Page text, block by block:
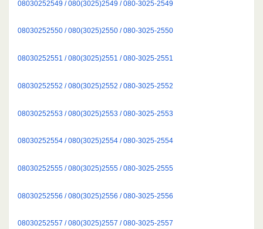
08030252549 / 080(3025)2549 / 080-3025-2549
08030252550 / 080(3025)2550 / 080-3025-2550
08030252551 / 080(3025)2551 / 080-3025-2551
08030252552 / 080(3025)2552 / 080-3025-2552
08030252553 / 080(3025)2553 / 080-3025-2553
08030252554 / 080(3025)2554 / 080-3025-2554
08030252555 / 080(3025)2555 / 080-3025-2555
08030252556 / 080(3025)2556 / 080-3025-2556
08030252557 / 080(3025)2557 / 080-3025-2557